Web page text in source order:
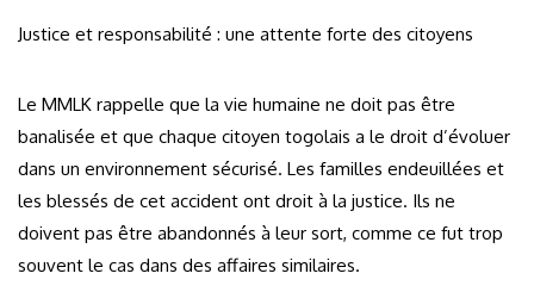
Justice et responsabilité : une attente forte des citoyens
Le MMLK rappelle que la vie humaine ne doit pas être
banalisée et que chaque citoyen togolais a le droit d’évoluer
dans un environnement sécurisé. Les familles endeuillées et
les blessés de cet accident ont droit à la justice. Ils ne
doivent pas être abandonnés à leur sort, comme ce fut trop
souvent le cas dans des affaires similaires.